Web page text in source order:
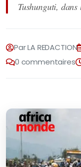
Tushunguti,
Par LA REDACTION
0 commentaires